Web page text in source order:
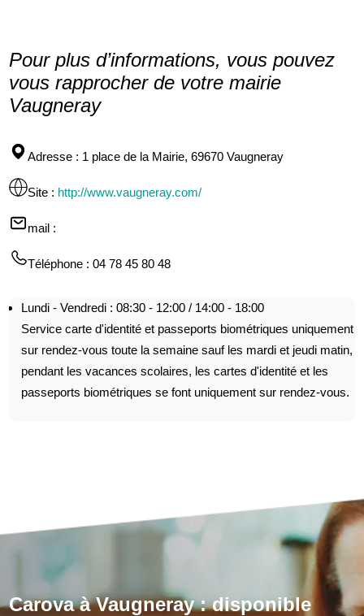
Pour plus d’informations, vous pouvez
vous rapprocher de votre mairie
Vaugneray
Adresse : 1 place de la Mairie, 69670 Vaugneray
Site : http://www.vaugneray.com/
mail :
Téléphone : 04 78 45 80 48
Lundi - Vendredi : 08:30 - 12:00 / 14:00 - 18:00
Service carte d'identité et passeports biométriques uniquement
sur rendez-vous toute la semaine sauf les mardi et jeudi matin,
pendant les vacances scolaires, les cartes d'identité et les
passeports biométriques se font uniquement sur rendez-vous.
Carova à Vaugneray : disponible